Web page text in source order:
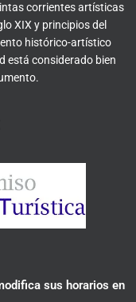
corrientes artísticas
XIX y principios del
histórico-artístico
está considerado bien
sus horarios en